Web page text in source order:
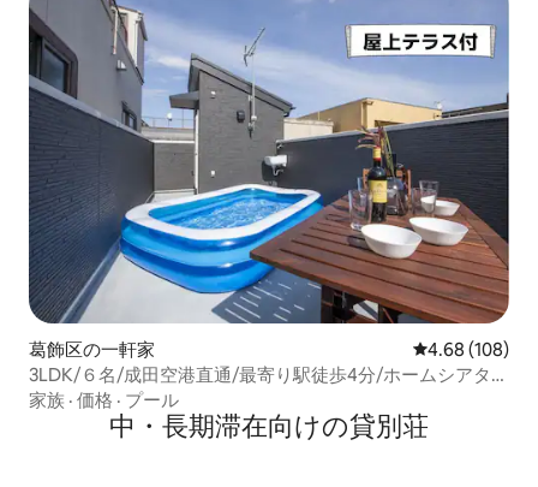
葛飾区の一軒家 レビュー108
4.68 (108)
3LDK/６名/成田空港直通/最寄り駅徒歩4分/ホームシアタ
ー/屋上テラスとビニールプール
家族 · 価格 · プール
中・長期滞在向けの貸別荘